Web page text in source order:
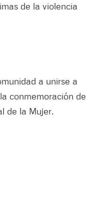
de la violencia
a unirse a
conmemoración de
de la Mujer.